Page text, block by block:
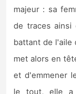
majeur : sa
de traces ainsi
battant de l'aile
met alors en
et d'emmener
le tout, elle a